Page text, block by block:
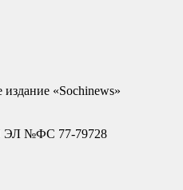
издание «Sochinews»
ЭЛ №ФС 77-79728